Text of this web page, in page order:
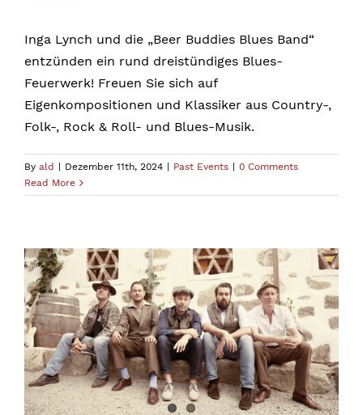
Inga Lynch und die „Beer Buddies Blues Band“
entzünden ein rund dreistündiges Blues-
Feuerwerk! Freuen Sie sich auf
Eigenkompositionen und Klassiker aus Country-,
Folk-, Rock & Roll- und Blues-Musik.
By ald Dezember 11th, 2024 Past Events
0 Comments
Read More